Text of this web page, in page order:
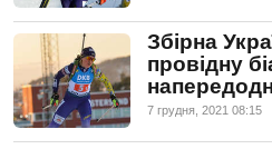
Збірна
провідну
7 грудня, 2021 08:15